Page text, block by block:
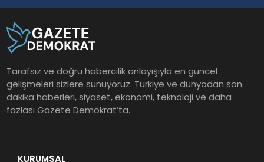
Tarafsız ve doğru habercilik anlayışıyla en güncel
gelişmeleri sizlere sunuyoruz. Türkiye ve dünyadan son
dakika haberleri, siyaset, ekonomi, teknoloji ve daha
fazlası Gazete Demokrat’ta.
KURUMSAL